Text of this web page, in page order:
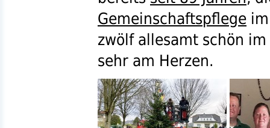
Gemeinschaftspflege
zwölf allesamt schön
sehr am Herzen.